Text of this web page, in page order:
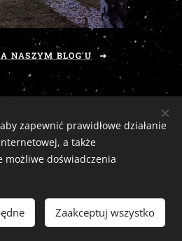
NASZYM BLOG'U
|Tel:604-643-167 |2026
tutaj Ciasteczka
zapewnić prawidłowe działanie
a także
możliwe doświadczenia
Zaakceptuj wszystko